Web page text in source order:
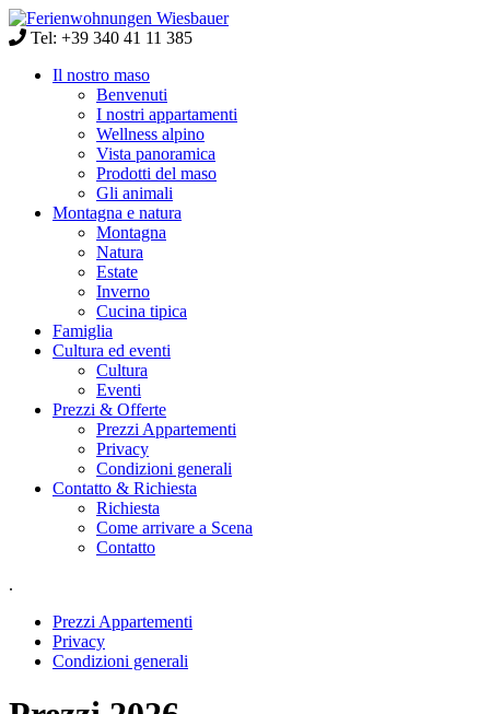
Tel: +39 340 41 11 385
Il nostro maso
Benvenuti
I nostri appartamenti
Wellness alpino
Vista panoramica
Prodotti del maso
Gli animali
Montagna e natura
Montagna
Natura
Estate
Inverno
Cucina tipica
Famiglia
Cultura ed eventi
Cultura
Eventi
Prezzi & Offerte
Prezzi Appartementi
Privacy
Condizioni generali
Contatto & Richiesta
Richiesta
Come arrivare a Scena
Contatto
.
Prezzi Appartementi
Privacy
Condizioni generali